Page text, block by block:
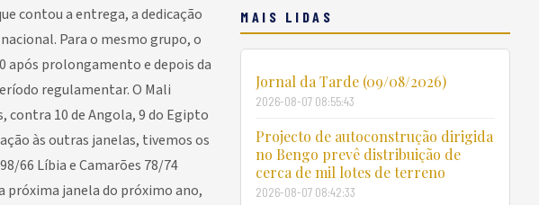
contou a entrega, a dedicação
Para o mesmo grupo, o
após prolongamento e depois da
regulamentar. O Mali
contra 10 de Angola, 9 do Egipto
às outras janelas, tivemos os
66 Líbia e Camarões 78/74
próxima janela do próximo ano,
MAIS LIDAS
Jornal da Tarde (09/08/2026)
2026-08-07 08:55:43
Projecto de autoconstrução dirigida
no Bengo prevê distribuição de
cerca de mil lotes de terreno
2026-08-07 08:42:33